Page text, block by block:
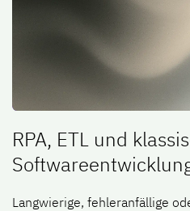
RPA, ETL und
Langwierige, fehleranfällige